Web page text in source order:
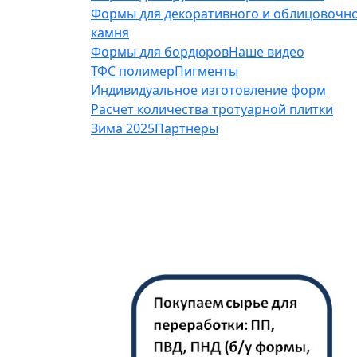
Формы для декоративного и
камня
Формы для бордюровНаше видео
ТФС полимерПигменты
Индивидуальное изготовление форм
Расчет количества тротуарной плитки
Зима 2025Партнеры